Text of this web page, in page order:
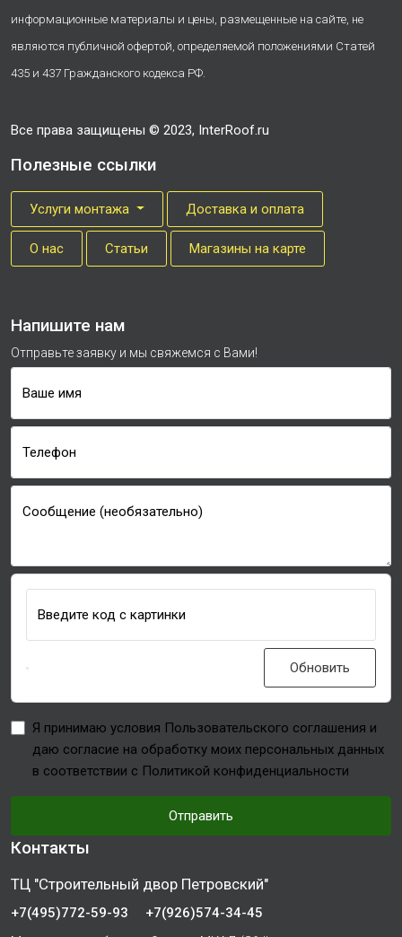
информационные материалы и цены, размещенные на сайте, не
являются публичной офертой, определяемой положениями Статей
435 и 437 Гражданского кодекса РФ.
Все права защищены © 2023, InterRoof.ru
Полезные ссылки
Услуги монтажа Доставка и оплата
О нас Cтатьи Магазины на карте
Напишите нам
Отправьте заявку и мы свяжемся с Вами!
Ваше имя
Телефон
Сообщение (необязательно)
Введите код с картинки
Обновить
Я принимаю условия Пользовательского соглашения и
даю согласие на обработку моих персональных данных
в соответствии с Политикой конфиденциальности
Отправить
Контакты
ТЦ "Строительный двор Петровский"
+7(495)772-59-93
+7(926)574-34-45